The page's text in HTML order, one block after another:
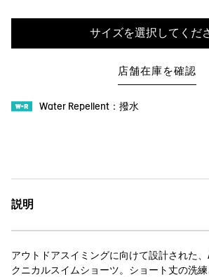
サイズを選択してくだ
店舗在庫を確認
Water Repellent：撥水
説明
アウトドアスイミングに向けて設計された、
クニカルスイムショーツ。ショート丈の洗